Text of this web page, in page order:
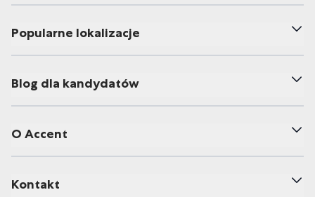
Popularne lokalizacje
Blog dla kandydatów
O Accent
Kontakt